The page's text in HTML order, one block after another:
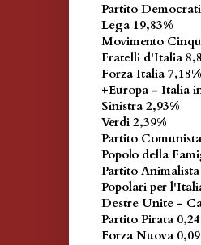
Partito
Lega 19,83%
Movimento
Fratelli d'Italia
Forza Italia 7,18%
+Europa - Italia
Sinistra 2,93%
Verdi 2,39%
Partito
Popolo della
Partito
Popolari per
Destre Unite -
Partito Pirata
Forza Nuova